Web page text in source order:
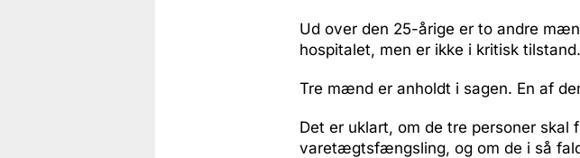
Ud over den 25-årige er to andre
hospitalet, men er ikke i kritisk tilstand.
Tre mænd er anholdt i sagen. En af
Det er uklart, om de tre personer skal
varetægtsfængsling, og om de i så